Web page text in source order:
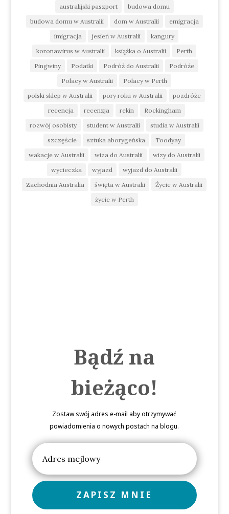
australijski paszport
budowa domu
budowa domu w Australii
dom w Australii
emigracja
imigracja
jesień w Australii
kangury
koronawirus w Australii
książka o Australii
Perth
Pingwiny
Podatki Podróż do Australii
Podróże
Polacy w Australii
Polacy w Perth
polski sklep w Australii
pory roku w Australii
pozdróże
recencja
recenzja rekin
Rockingham
rozwój osobisty
student w Australii
studia w Australii
szczęście
sztuka aborygeńska
Toodyay
wakacje w Australii
wiza do Australii
wizy do Australii
wycieczka
wyjazd
wyjazd do Australii
Zachodnia Australia
święta w Australii
Życie w Australii
życie w Perth
Bądź na
bieżąco!
Zostaw swój adres e-mail aby otrzymywać
powiadomienia o nowych postach na blogu.
ZAPISZ MNIE